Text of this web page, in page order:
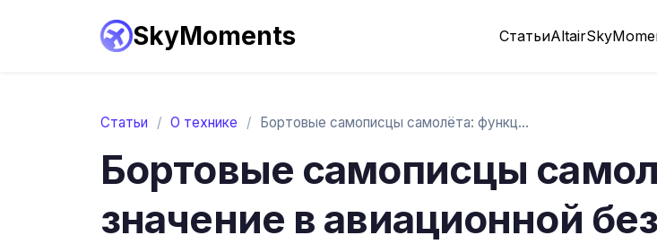
SkyMoments СтатьиAltair
Статьи / О технике / Бортовые самописцы самолёта: функции и з…
Бортовые самописцы
значение в авиационной